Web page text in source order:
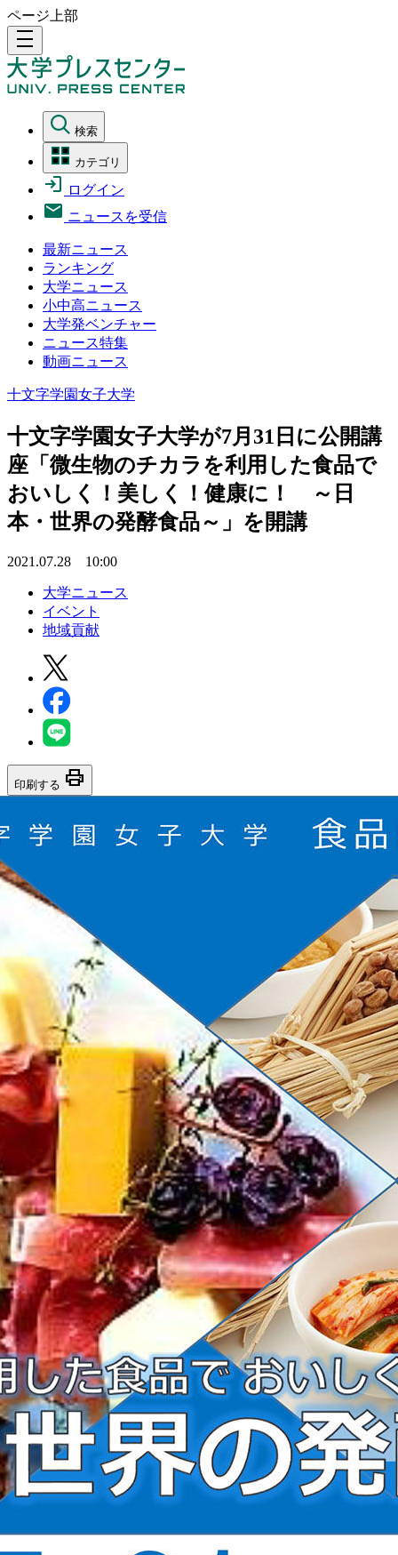
ページ上部
density_medium
検索
カテゴリ
ログイン
ニュースを受信
最新ニュース
ランキング
大学ニュース
小中高ニュース
大学発ベンチャー
ニュース特集
動画ニュース
十文字学園女子大学
十文字学園女子大学が7月31日に公開講
座「微生物のチカラを利用した食品で
おいしく！美しく！健康に！ ～日
本・世界の発酵食品～」を開講
2021.07.28 10:00
大学ニュース
イベント
地域貢献
印刷する print